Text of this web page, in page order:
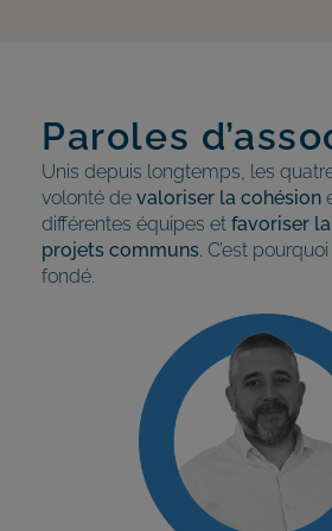
Paroles
Unis depuis longtemps, les
volonté de valoriser la cohésion
différentes équipes et favoriser
projets communs. C’est
fondé.